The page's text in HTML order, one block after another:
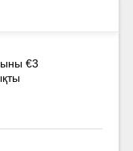
€3